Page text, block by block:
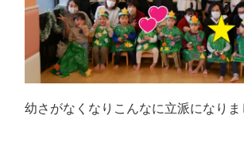
幼さがなくなりこんなに立派になりま